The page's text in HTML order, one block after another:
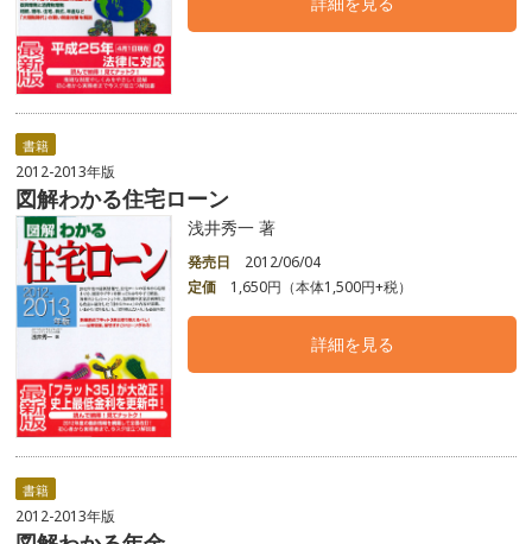
書籍
2012-2013年版
図解わかる住宅ローン
浅井秀一 著
発売日
2012/06/04
定価
1,650円（本体1,500円+税）
詳細を見る
書籍
2012-2013年版